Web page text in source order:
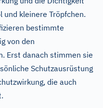
und kleinere Tröpfchen.
bestimmte
von den
Erst danach stimmen sie
Schutzausrüstung
die auch